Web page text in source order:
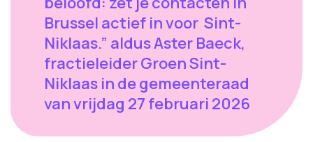
Brussel actief in voor Sint-
Niklaas.” aldus Aster Baeck,
fractieleider Groen Sint-
Niklaas in de gemeenteraad
van vrijdag 27 februari 2026